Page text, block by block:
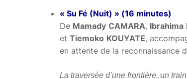
« Su Fé (Nuit) » (16 minutes)
De Mamady CAMARA, Ibrahima
et Tiemoko KOUYATE,
en attente de la reconnaissance
La traversée d’une frontière, un